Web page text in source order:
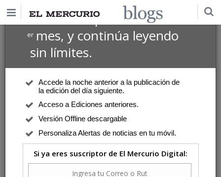
Suscríbete por $1 USD
ermes, y continúa leyendo
sin límites.
Accede la noche anterior a la publicación de
la edición del día siguiente.
Acceso a Ediciones anteriores.
Versión Offline descargable
Personaliza Alertas de noticias en tu móvil.
Si ya eres suscriptor de El Mercurio Digital: